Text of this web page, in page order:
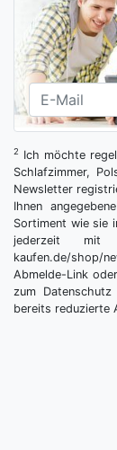
2
Ich möchte
Schlafzimmer,
Newsletter
Ihnen
Sortiment wie sie
jederzeit mit
kaufen.de/
Abmelde-Link
zum
bereits reduzierte